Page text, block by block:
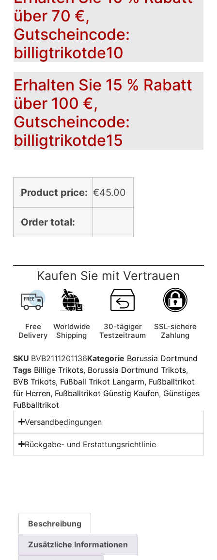
über 70 €,
Gutscheincode:
billigtrikotde10
Erhalten Sie 15 % Rabatt
über 100 €,
Gutscheincode:
billigtrikotde15
Product price: €45.00
Order total:
Kaufen Sie mit Vertrauen
Free
Delivery
Worldwide
Shipping
30-tägiger
Testzeitraum
SSL-sichere
Zahlung
SKU BVB2111201136Kategorie Borussia Dortmund
Tags Billige Trikots, Borussia Dortmund Trikots,
BVB Trikots, Fußball Trikot Langarm, Fußballtrikot
für Herren, Fußballtrikot Günstig Kaufen, Günstiges
Fußballtrikot
Versandbedingungen
Rückgabe- und Erstattungsrichtlinie
Beschreibung
Zusätzliche Informationen